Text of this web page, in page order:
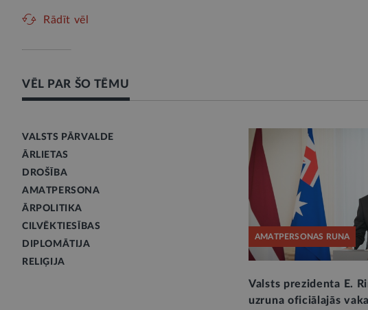
Rādīt vēl
VĒL PAR ŠO TĒMU
VALSTS PĀRVALDE
ĀRLIETAS
DROŠĪBA
AMATPERSONA
ĀRPOLITIKA
CILVĒKTIESĪBAS
DIPLOMĀTIJA
RELIĢIJA
AMATPERSONAS RUNA
Valsts prezidenta E.
uzruna oficiālajās